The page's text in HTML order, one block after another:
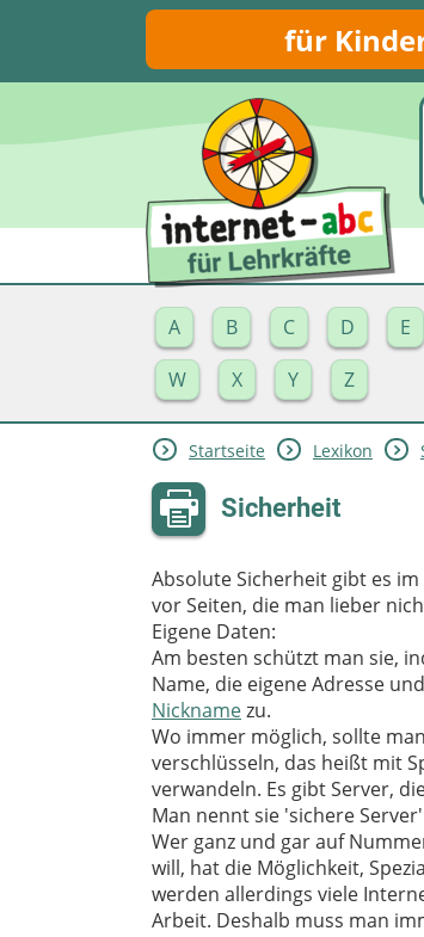
für
A B C D E
W
X Y Z
Startseite Lexikon
Sicherheit
Absolute Sicherheit gibt es
vor Seiten, die man lieber
Eigene Daten:
Am besten schützt man sie,
Name, die eigene Adresse
Nicknamezu.
Wo immer möglich, sollte
verschlüsseln, das heißt mit
verwandeln. Es gibt Server,
Man nennt sie 'sichere
Wer ganz und gar auf
will, hat die Möglichkeit,
werden allerdings viele
Arbeit. Deshalb muss man